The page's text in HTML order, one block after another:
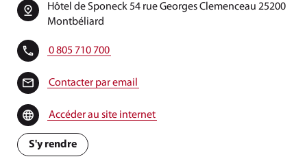
Hôtel de Sponeck 54 rue Georges Clemenceau 25200
Montbéliard
0 805 710 700
Contacter par email
Accéder au site internet
S'y rendre